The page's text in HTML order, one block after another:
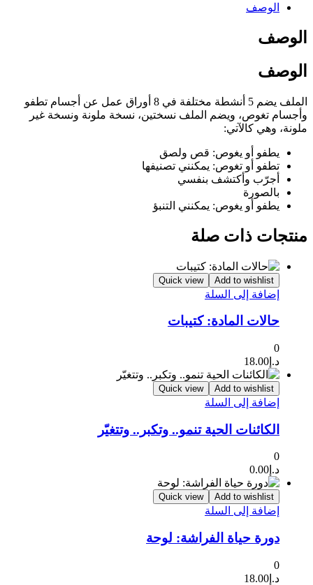
الوصف
الوصف
الوصف
الملف يضم 5 أنشطة مختلفة في 8 أوراق عمل عن أجسام تطفو
وأجسام تغوص، ويضم الملف نسختين، نسخة ملونة ونسخة غير
ملونة، وهي كالآتي:
يطفو أو يغوص: قص ولصق
تطفو أو تغوص: يمكنني تصنيفها
أجرّب وأكتشف بنفسي
بالصورة
يطفو أو يغوص: يمكنني التنبؤ
منتجات ذات صلة
Add to wishlist
Quick view
إضافة إلى السلة
حالات المادة: كتيبات
0
د.إ 18.00
Add to wishlist
Quick view
إضافة إلى السلة
الكائنات الحية تنمو.. وتكبر.. وتتغيّر
0
د.إ 0.00
Add to wishlist
Quick view
إضافة إلى السلة
دورة حياة الفراشة: لوحة
0
د.إ 18.00